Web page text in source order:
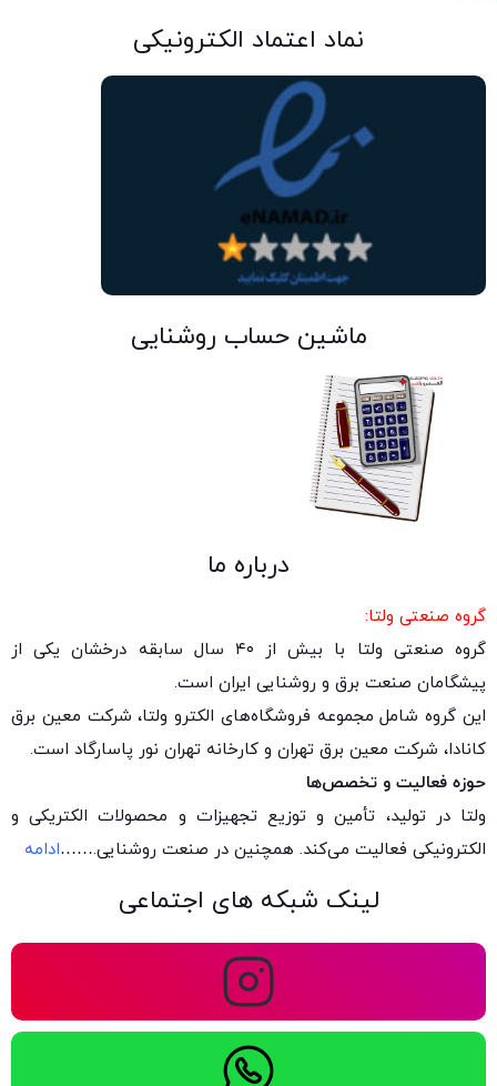
نماد اعتماد الکترونیکی
ماشین حساب روشنایی
درباره ما
گروه صنعتی ولتا:
گروه صنعتی ولتا با بیش از ۴۰ سال سابقه درخشان یکی از
پیشگامان صنعت برق و روشنایی ایران است.
این گروه شامل مجموعه فروشگاه‌های الکترو ولتا، شرکت معین برق
کانادا، شرکت معین برق تهران و کارخانه تهران نور پاسارگاد است.
حوزه فعالیت و تخصص‌ها
ولتا در تولید، تأمین و توزیع تجهیزات و محصولات الکتریکی و
الکترونیکی فعالیت می‌کند. همچنین در صنعت روشنایی.……ادامه
لینک شبکه های اجتماعی